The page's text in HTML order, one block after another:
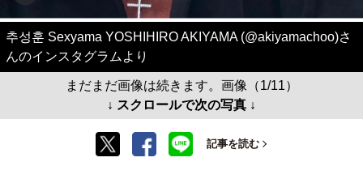
추성훈 Sexyama YOSHIHIRO AKIYAMA (@akiyamachoo)さ
んのインスタグラムより
まだまだ画像は続きます。画像（1/11）
↓ スクロールで次の写真 ↓
記事を読む